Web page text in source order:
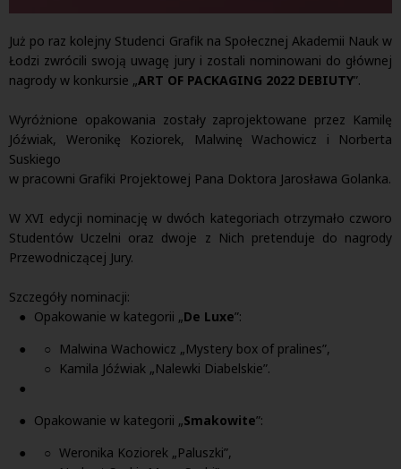
Już po raz kolejny Studenci Grafik na Społecznej Akademii Nauk w
Łodzi zwrócili swoją uwagę jury i zostali nominowani do głównej
nagrody w konkursie „ART OF PACKAGING 2022 DEBIUTY”.
Wyróżnione opakowania zostały zaprojektowane przez Kamilę
Jóźwiak, Weronikę Koziorek, Malwinę Wachowicz i Norberta
Suskiego
w pracowni Grafiki Projektowej Pana Doktora Jarosława Golanka.
W XVI edycji nominację w dwóch kategoriach otrzymało czworo
Studentów Uczelni oraz dwoje z Nich pretenduje do nagrody
Przewodniczącej Jury.
Szczegóły nominacji:
Opakowanie w kategorii „De Luxe”:
Malwina Wachowicz „Mystery box of pralines”,
Kamila Jóźwiak „Nalewki Diabelskie”.
Opakowanie w kategorii „Smakowite”:
Weronika Koziorek „Paluszki”,